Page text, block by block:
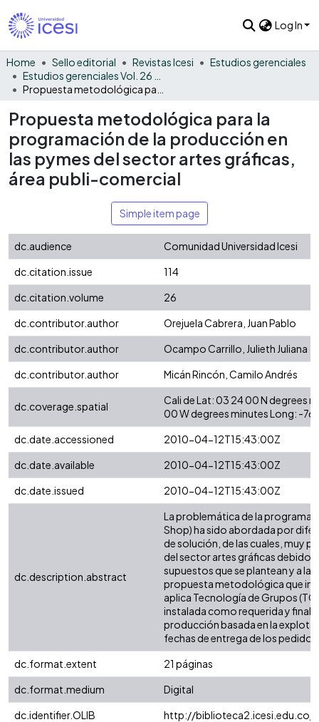
Log In
Home Sello editorial Revistas Icesi
Estudios gerenciales
Propuesta metodológica para la
programación de la producción en
las pymes del sector artes gráficas,
área publi-comercial
Simple item page
dc.audience
Comunidad Universidad Icesi
dc.citation.issue
114
dc.citation.volume
26
dc.contributor.author
Orejuela Cabrera, Juan Pablo
dc.contributor.author
Ocampo Carrillo, Julieth Juliana
dc.contributor.author
Micán Rincón, Camilo Andrés
dc.coverage.spatial
Cali de Lat: 03 24 00 N degrees
00 W degrees minutes Long: -
dc.date.accessioned
2010-04-12T15:43:00Z
dc.date.available
2010-04-12T15:43:00Z
dc.date.issued
2010-04-12T15:43:00Z
dc.description.abstract
La problemática de la
Shop) ha sido abordada por
de solución, de las cuales, muy
del sector artes gráficas debido
supuestos que se plantean y a
propuesta metodológica que
aplica Tecnología de Grupos
instalada como requerida y
producción basada en la
fechas de entrega de los
dc.format.extent
21 páginas
dc.format.medium
Digital
dc.identifier.OLIB
http://biblioteca2.icesi.edu.co/